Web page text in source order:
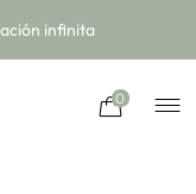
infinita
0